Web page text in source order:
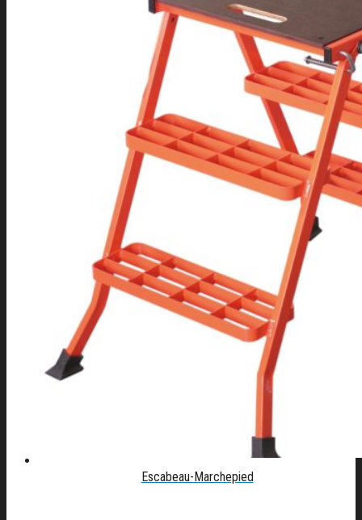
Escabeau-Marchepied